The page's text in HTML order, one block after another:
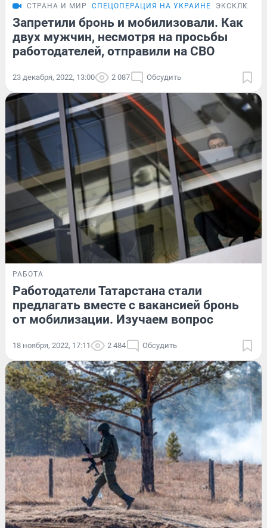
СТРАНА И МИР СПЕЦОПЕРАЦИЯ НА УКРАИНЕ ЭКСКЛЮЗИВ
Запретили бронь и мобилизовали. Как
двух мужчин, несмотря на просьбы
работодателей, отправили на СВО
23 декабря, 2022, 13:00 2 087 Обсудить
РАБОТА
Работодатели Татарстана стали
предлагать вместе с вакансией бронь
от мобилизации. Изучаем вопрос
18 ноября, 2022, 17:11 2 484 Обсудить